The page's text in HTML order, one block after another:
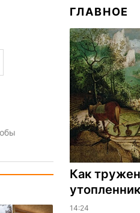
ГЛАВНОЕ
Как
14:24